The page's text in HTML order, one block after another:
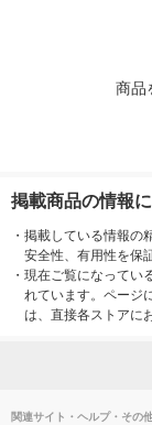
商品
掲載商品の情報
・ 掲載している情報の
安全性、有用性を保
・ 現在ご覧になってい
れています。ページ
は、直接各ストアに
関連サイト・ヘルプ・その